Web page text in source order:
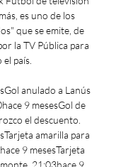
es uno de los
que se emite, de
la TV Pública para
país.
anulado a Lanús
9 mesesGol de
el descuento.
amarilla para
9 mesesTarjeta
21:03hace 9